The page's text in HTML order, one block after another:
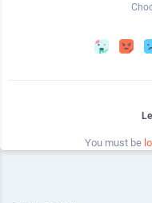
You must be